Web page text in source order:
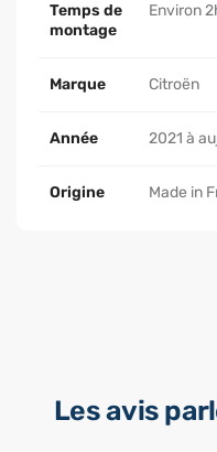
Temps de
montage
Environ
Marque Citroën
Année 2021 à
Origine Made in
Les avis